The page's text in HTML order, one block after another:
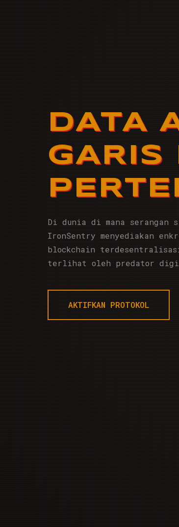
DATA
GARIS
Di dunia di mana
IronSentry menyediakan
blockchain
terlihat oleh predator
AKTIFKAN PROTOKOL